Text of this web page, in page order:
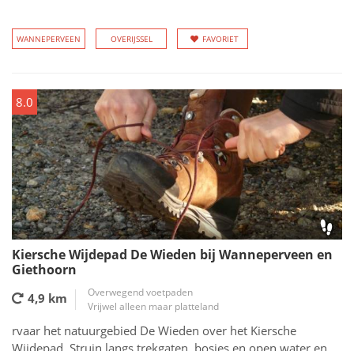
WANNEPERVEEN OVERIJSSEL FAVORIET
8.0
Kiersche Wijdepad De Wieden bij Wanneperveen en
Giethoorn
4,9 km
Overwegend voetpaden
Vrijwel alleen maar platteland
rvaar het natuurgebied De Wieden over het Kiersche
Wijdepad. Struin langs trekgaten, bosjes en open water en